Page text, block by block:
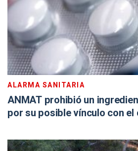
ALARMA SANITARIA
ANMAT prohibió un
por su posible vínculo con el